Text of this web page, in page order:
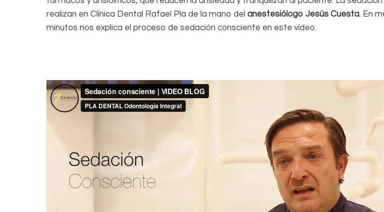
realizan en Clínica Dental Rafael Pla de la mano del anestesiólogo Jesús Cuesta. En
minutos nos explica el proceso de sedación consciente en este vídeo.